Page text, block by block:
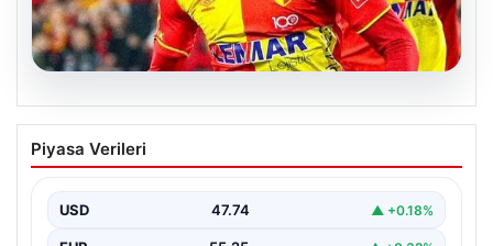
07.08.2026
Göztepe para basacak! Yine dev satış
geliyor
Piyasa Verileri
USD 47.74 ▲ +0.18%